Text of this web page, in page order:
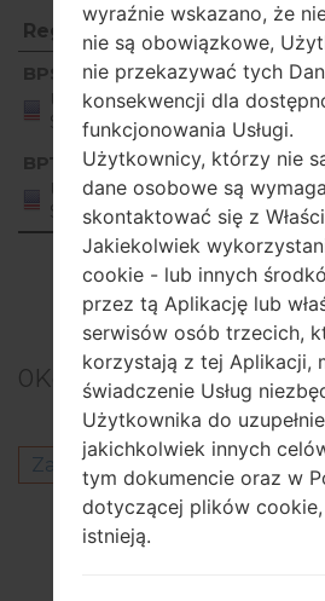
Region Nazwa pliku OS
Region
Nazwa pliku OS
BPS
United
States
AS98521a_01.kdz
BPT
United
States
AS98521a_01.kdz
Showing 1 to 2 of 2
Previous 1
0Komentarze
Zaloguj się aby opublikować
Inni modele z
wyraźnie wskazano, że
nie są obowiązkowe,
nie przekazywać tych
konsekwencji dla
funkcjonowania Usługi.
Użytkownicy, którzy nie
dane osobowe są
skontaktować się z
Jakiekolwiek
cookie - lub innych
przez tą Aplikację lub
serwisów osób trzecich,
korzystają z tej Aplikacji,
świadczenie Usług
Użytkownika do
jakichkolwiek innych
tym dokumencie oraz w
dotyczącej plików
istnieją.